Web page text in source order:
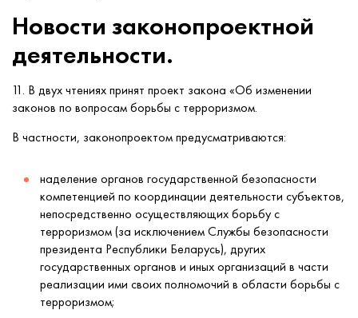
Новости законопроектной
деятельности.
11. В двух чтениях принят проект закона «Об изменении
законов по вопросам борьбы с терроризмом.
В частности, законопроектом предусматриваются:
наделение органов государственной безопасности
компетенцией по координации деятельности субъектов,
непосредственно осуществляющих борьбу с
терроризмом (за исключением Службы безопасности
президента Республики Беларусь), других
государственных органов и иных организаций в части
реализации ими своих полномочий в области борьбы с
терроризмом;